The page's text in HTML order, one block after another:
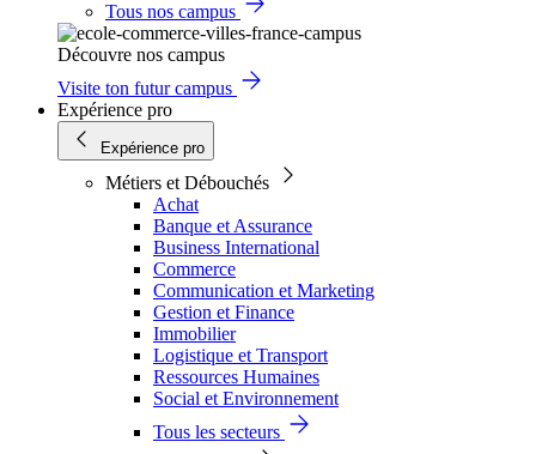
Tous nos campus
Découvre nos campus
Visite ton futur campus
Expérience pro
Expérience pro
Métiers et Débouchés
Achat
Banque et Assurance
Business International
Commerce
Communication et Marketing
Gestion et Finance
Immobilier
Logistique et Transport
Ressources Humaines
Social et Environnement
Tous les secteurs